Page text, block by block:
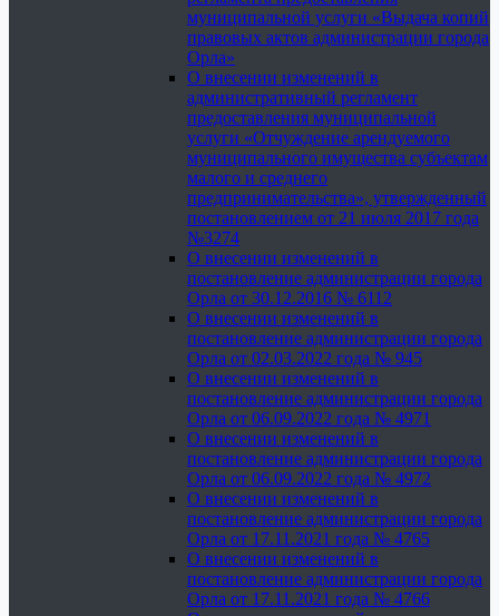
муниципальной услуги «Выдача копий
правовых актов администрации города
Орла»
О внесении изменений в
административный регламент
предоставления муниципальной
услуги «Отчуждение арендуемого
муниципального имущества субъектам
малого и среднего
предпринимательства», утвержденный
постановлением от 21 июля 2017 года
№3274
О внесении изменений в
постановление администрации города
Орла от 30.12.2016 № 6112
О внесении изменений в
постановление администрации города
Орла от 02.03.2022 года № 945
О внесении изменений в
постановление администрации города
Орла от 06.09.2022 года № 4971
О внесении изменений в
постановление администрации города
Орла от 06.09.2022 года № 4972
О внесении изменений в
постановление администрации города
Орла от 17.11.2021 года № 4765
О внесении изменений в
постановление администрации города
Орла от 17.11.2021 года № 4766